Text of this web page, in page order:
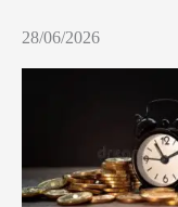
28/06/2026